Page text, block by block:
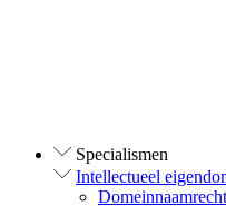
Specialismen
Intellectueel
Domeinnaamrecht